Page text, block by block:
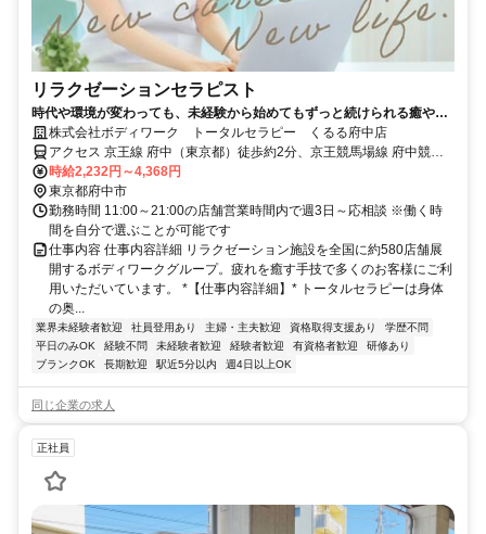
リラクゼーションセラピスト
時代や環境が変わっても、未経験から始めてもずっと続けられる癒やし
の仕事。手に職を身につけて、生き方を変えよう。
株式会社ボディワーク トータルセラピー くるる府中店
アクセス 京王線 府中（東京都）徒歩約2分、京王競馬場線 府中競馬
正門前徒歩約8分、ＪＲ南武線 府中本町徒歩約13分 最寄駅：京王線
府中駅
時給2,232円～4,368円
東京都府中市
勤務時間 11:00～21:00の店舗営業時間内で週3日～応相談 ※働く時
間を自分で選ぶことが可能です
仕事内容 仕事内容詳細 リラクゼーション施設を全国に約580店舗展
開するボディワークグループ。疲れを癒す手技で多くのお客様にご利
用いただいています。 *【仕事内容詳細】* トータルセラピーは身体
の奥...
業界未経験者歓迎 社員登用あり 主婦・主夫歓迎 資格取得支援あり
学歴不問
平日のみOK
経験不問 未経験者歓迎 経験者歓迎 有資格者歓迎
研修あり
ブランクOK
長期歓迎 駅近5分以内 週4日以上OK
同じ企業の求人
正社員